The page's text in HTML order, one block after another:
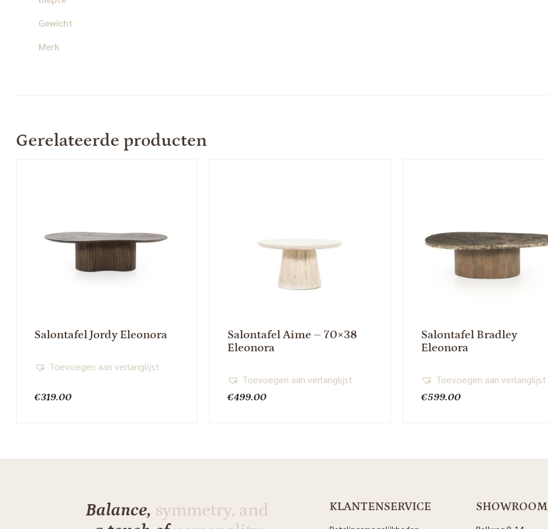
Gewicht
Merk
Gerelateerde producten
Salontafel Jordy Eleonora
€319.00
Toevoegen aan verlanglijst
Salontafel Aime – 70×38
Eleonora
€499.00
Toevoegen aan verlanglijst
Salontafel Bradley
Eleonora
€599.00
Toevoegen aan verlanglijst
Balance, symmetry, and
KLANTENSERVICE SHOWROOM